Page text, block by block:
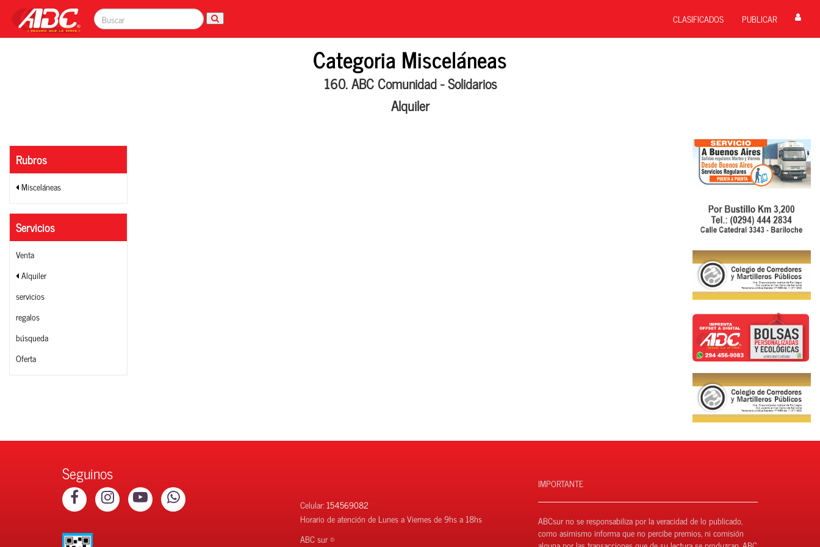
CLASIFICADOS PUBLICAR
Categoria Misceláneas
160. ABC Comunidad - Solidarios
Alquiler
Rubros
Misceláneas
Servicios
Venta
Alquiler
servicios
regalos
búsqueda
Oferta
Seguinos
Celular:154569082
Horario de atención de Lunes a Viernes de 9hs a 18hs
ABC sur ©
IMPORTANTE
ABCsur no se responsabiliza por la veracidad de lo publicado,
como asimismo informa que no percibe premios, ni comisión